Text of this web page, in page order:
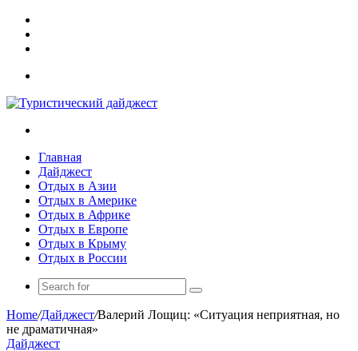
Главная
Дайджест
Отдых в Азии
Отдых в Америке
Отдых в Африке
Отдых в Европе
Отдых в Крыму
Отдых в России
Search
for
Home/Дайджест/Валерий Лощиц: «Ситуация неприятная, но
не драматичная»
Дайджест